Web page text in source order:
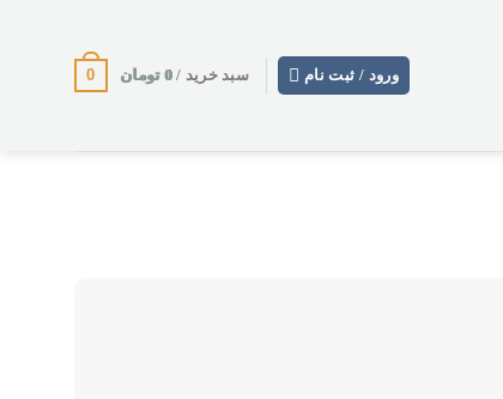
ورود / ثبت نام سبد خرید /0 تومان 0